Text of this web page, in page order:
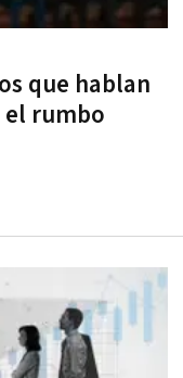
que hablan
rumbo